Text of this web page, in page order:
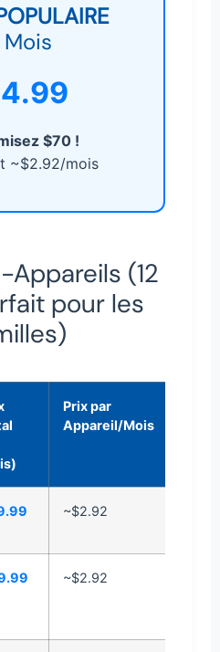
Mois
$70 !
~$2.92/mois
Appareils (12
pour les
Prix par
Appareil/Mois
~$2.92
~$2.92